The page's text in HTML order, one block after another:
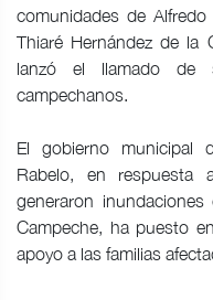
comunidades de
Thiaré Hernández de la
lanzó el llamado de
campechanos.
El gobierno municipal
Rabelo, en respuesta
generaron
Campeche, ha puesto
apoyo a las familias